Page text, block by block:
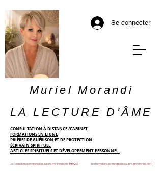
Se connecter
Muriel Morandi
LA LECTURE D'ÂME
Les formations sont proposées au prix préférentiel de199 CHF Les formations sont proposées au prix préférentiel de199 CHF
CONSULTATION À DISTANCE /CABINET
FORMATIONS EN LIGNE
PRIÈRES DE GUÉRISON ET DE PROTECTION
ÉCRIVAIN SPIRITUEL
ARTICLES SPIRITUELS ET DÉVELOPPEMENT PERSONNEL